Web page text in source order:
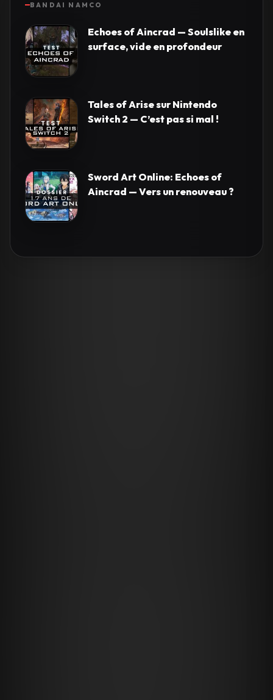
BANDAI NAMCO
Echoes of Aincrad — Soulslike en
surface, vide en profondeur
Tales of Arise sur Nintendo
Switch 2 — C’est pas si mal !
Sword Art Online: Echoes of
Aincrad — Vers un renouveau ?